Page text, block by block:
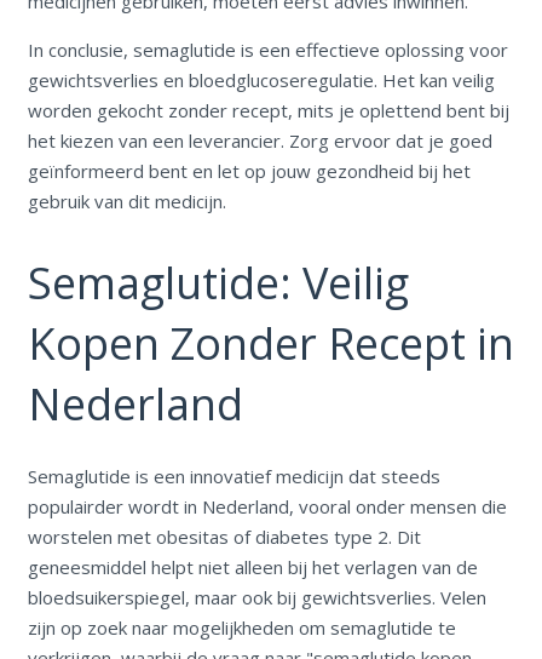
In conclusie, semaglutide is een effectieve oplossing voor
gewichtsverlies en bloedglucoseregulatie. Het kan veilig
worden gekocht zonder recept, mits je oplettend bent bij
het kiezen van een leverancier. Zorg ervoor dat je goed
geïnformeerd bent en let op jouw gezondheid bij het
gebruik van dit medicijn.
Semaglutide: Veilig
Kopen Zonder Recept in
Nederland
Semaglutide is een innovatief medicijn dat steeds
populairder wordt in Nederland, vooral onder mensen die
worstelen met obesitas of diabetes type 2. Dit
geneesmiddel helpt niet alleen bij het verlagen van de
bloedsuikerspiegel, maar ook bij gewichtsverlies. Velen
zijn op zoek naar mogelijkheden om semaglutide te